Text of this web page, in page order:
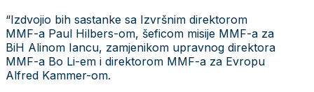
“Izdvojio bih sastanke sa Izvršnim direktorom
MMF-a Paul Hilbers-om, šeficom misije MMF-a za
BiH Alinom Iancu, zamjenikom upravnog direktora
MMF-a Bo Li-em i direktorom MMF-a za Evropu
Alfred Kammer-om.